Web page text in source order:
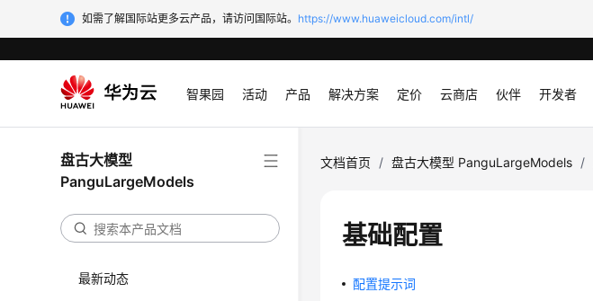
如需了解国际站更多云产品，请访问国际站。 https://www.huaweicloud.com/intl/
智果园 活动 产品 解决方案 定价 云商店 伙伴 开发者
盘古大模型
PanguLargeModels
最新动态
文档首页 / 盘古大模型 PanguLargeModels /
基础配置
配置提示词